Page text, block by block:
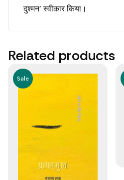
दुश्मन’ स्वीकार किया।
Related products
Sale